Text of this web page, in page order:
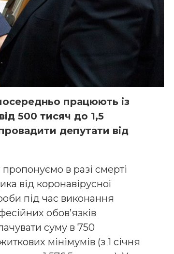
працюють із
500 тисяч до 1,5
депутати від
в разі смерті
від коронавірусної
під час виконання
обов’язків
суму в 750
мінімумів (з 1 січня